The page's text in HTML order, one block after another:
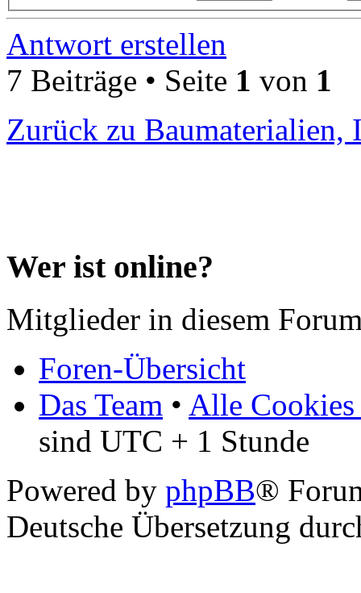
Antwort erstellen
7 Beiträge • Seite 1 von 1
Zurück zu Baumaterialien,
Wer ist online?
Mitglieder in diesem
Foren-Übersicht
Das Team • Alle Cookies
sind UTC + 1 Stunde
Powered by phpBB®
Deutsche Übersetzung